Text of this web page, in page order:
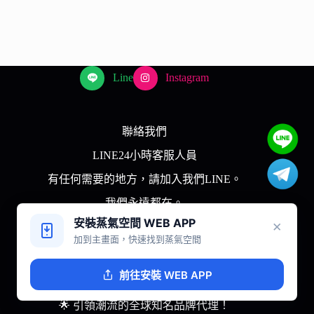
Line Instagram
聯絡我們
LINE24小時客服人員
有任何需要的地方，請加入我們LINE。
我們永遠都在。
下單完成後約2-3天抵達指定超商。
蒸氣空間
🌟 引領潮流的全球知名品牌代理！
×
安裝蒸氣空間 WEB APP
加到主畫面，快速找到蒸氣空間
前往安裝 WEB APP